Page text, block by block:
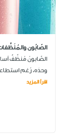
الصّابُون
الصَّابونُ مُنظِّفٌ
وحدَه، رُغم
اقرأ المزيد